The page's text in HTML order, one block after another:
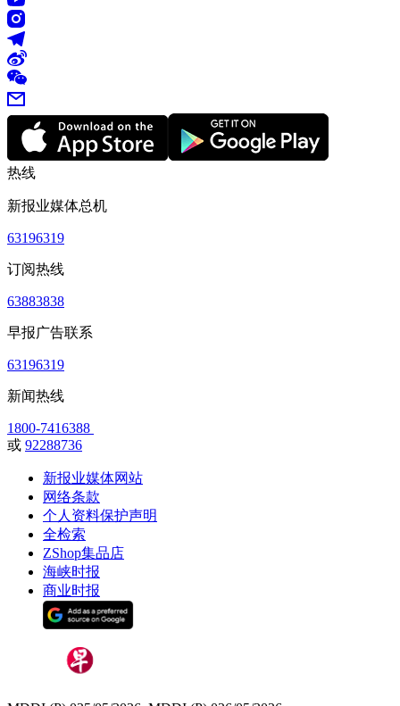
热线
新报业媒体总机
63196319
订阅热线
63883838
早报广告联系
63196319
新闻热线
1800-7416388
或 92288736
新报业媒体网站
网络条款
个人资料保护声明
全检索
ZShop集品店
海峡时报
商业时报